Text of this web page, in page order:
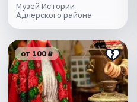
Музей Истории
Адлерского района
от 100 ₽